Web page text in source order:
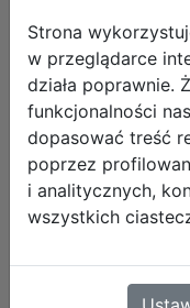
Strona
w przeglądarce
działa poprawnie.
funkcjonalności
dopasować treść
poprzez
i analitycznych,
wszystkich